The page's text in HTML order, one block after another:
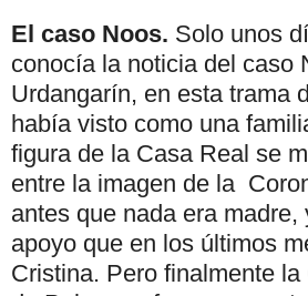
El caso Noos. Solo unos
conocía la noticia del caso
Urdangarín, en esta trama
había visto como una
figura de la Casa Real se
entre la imagen de la
antes que nada era
apoyo que en los últimos
Cristina. Pero finalmente